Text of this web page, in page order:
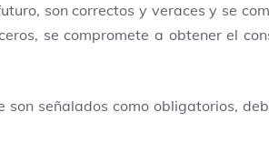
son correctos y veraces y se
se compromete a obtener el
son señalados como obligatorios,